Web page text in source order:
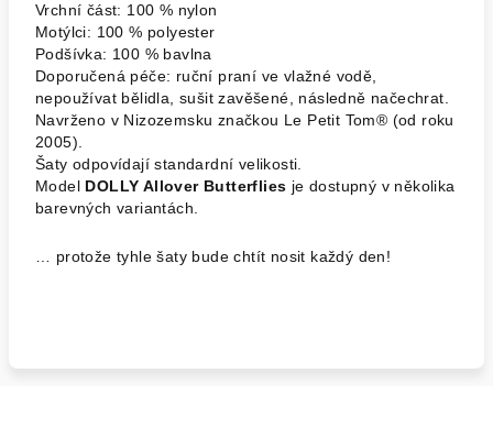
Vrchní část: 100 % nylon
Motýlci: 100 % polyester
Podšívka: 100 % bavlna
Doporučená péče: ruční praní ve vlažné vodě,
nepoužívat bělidla, sušit zavěšené, následně načechrat.
Navrženo v Nizozemsku značkou Le Petit Tom® (od roku
2005).
Šaty odpovídají standardní velikosti.
Model DOLLY Allover Butterflies je dostupný v několika
barevných variantách.
… protože tyhle šaty bude chtít nosit každý den!